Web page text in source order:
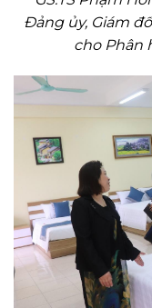
Đảng ủy, Giám
cho Phân